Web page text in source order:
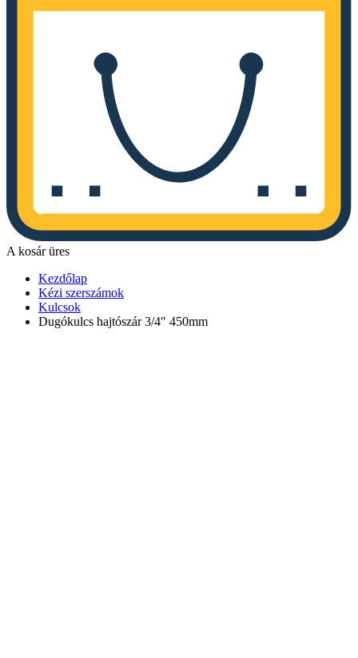
A kosár üres
Kezdőlap
Kézi szerszámok
Kulcsok
Dugókulcs hajtószár 3/4″ 450mm